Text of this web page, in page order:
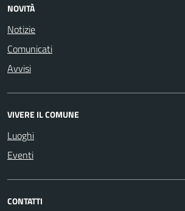
NOVITÀ
Notizie
Comunicati
Avvisi
VIVERE IL COMUNE
Luoghi
Eventi
CONTATTI